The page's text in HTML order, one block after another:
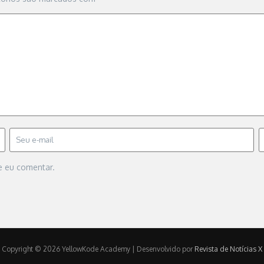
eu comentar.
Copyright © 2026 YellowKode Academy | Desenvolvido por Revista de Notícias X